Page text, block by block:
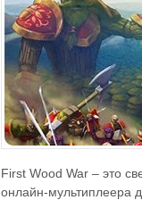
First Wood War – это
онлайн-мультиплеера